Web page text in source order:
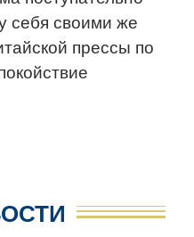
себя своими же
прессы по